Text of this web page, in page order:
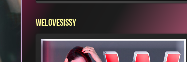
WELOVESISSY